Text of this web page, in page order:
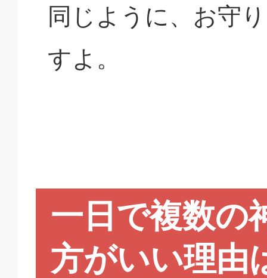
同じように、お守
すよ。
一日で複数の
方がいい理由